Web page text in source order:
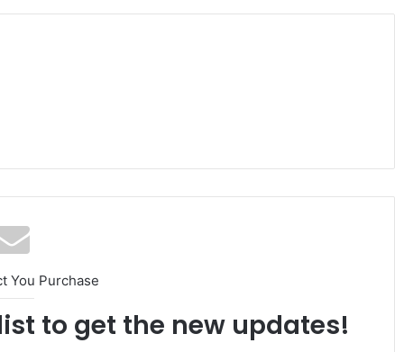
You Purchase
to get the new updates!